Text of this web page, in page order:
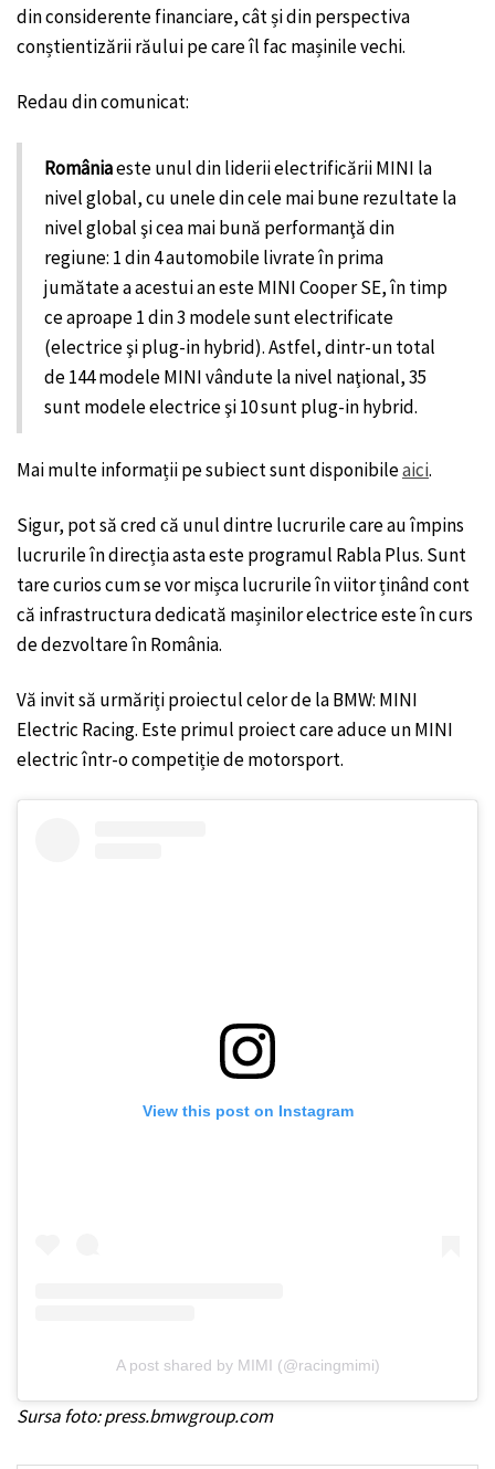
din considerente financiare, cât și din perspectiva
conștientizării răului pe care îl fac mașinile vechi.
Redau din comunicat:
Româniaeste unul din liderii electrificării MINI la
nivel global, cu unele din cele mai bune rezultate la
nivel global şi cea mai bună performanţă din
regiune: 1 din 4 automobile livrate în prima
jumătate a acestui an este MINI Cooper SE, în timp
ce aproape 1 din 3 modele sunt electrificate
(electrice şi plug-in hybrid). Astfel, dintr-un total
de 144 modele MINI vândute la nivel naţional, 35
sunt modele electrice şi 10 sunt plug-in hybrid.
Mai multe informații pe subiect sunt disponibileaici.
Sigur, pot să cred că unul dintre lucrurile care au împins
lucrurile în direcția asta este programul Rabla Plus. Sunt
tare curios cum se vor mișca lucrurile în viitor ținând cont
că infrastructura dedicată mașinilor electrice este în curs
de dezvoltare în România.
Vă invit să urmăriți proiectul celor de la BMW: MINI
Electric Racing. Este primul proiect care aduce un MINI
electric într-o competiție de motorsport.
View this post on Instagram
A post shared by MIMI (@racingmimi)
Sursa foto: press.bmwgroup.com